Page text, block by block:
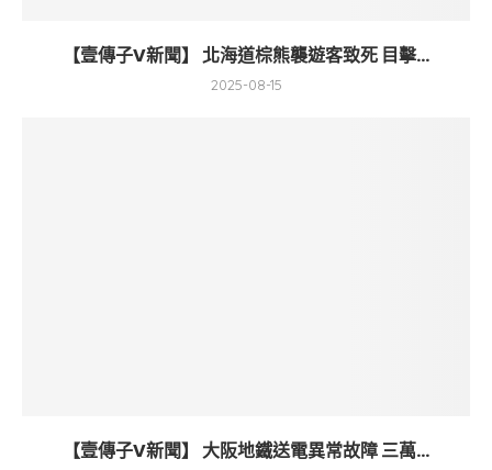
【壹傳子V新聞】 北海道棕熊襲遊客致死 目擊...
2025-08-15
【壹傳子V新聞】 大阪地鐵送電異常故障 三萬...